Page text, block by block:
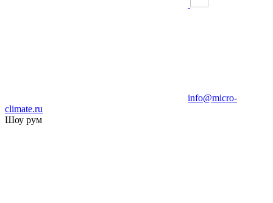
info@micro-
climate.ru
Шоу рум